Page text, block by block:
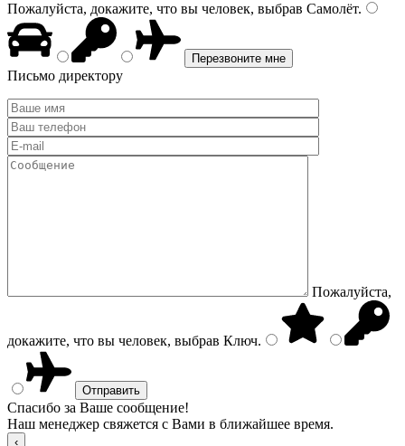
Пожалуйста, докажите, что вы человек, выбрав Самолёт.
Письмо директору
Пожалуйста,
докажите, что вы человек, выбрав Ключ.
Спасибо за Ваше сообщение!
Наш менеджер свяжется с Вами в ближайшее время.